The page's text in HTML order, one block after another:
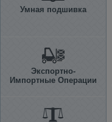
Умная подшивка
Экспортно-
Импортные Операции